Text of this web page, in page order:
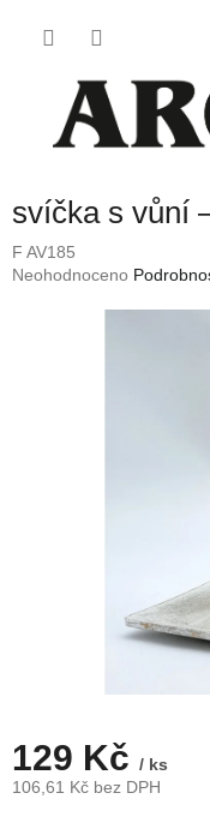
svíčka s vůní
F AV185
Průměrné
Neohodnoceno
129 Kč / ks
106,61 Kč bez DPH